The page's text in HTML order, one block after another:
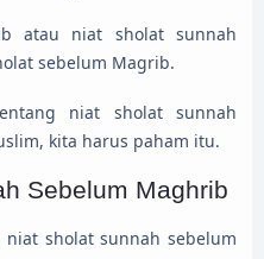
atau niat sholat sunnah
sebelum Magrib.
niat sholat sunnah
kita harus paham itu.
Sebelum Maghrib
sholat sunnah sebelum